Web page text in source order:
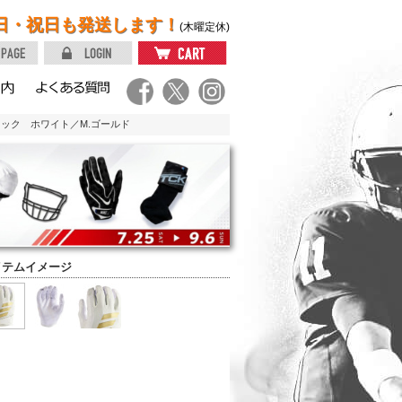
・祝日も発送します！ (木曜定休)
ク ホワイト／M.ゴールド
ムイメージ